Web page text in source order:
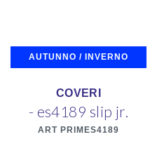
AUTUNNO / INVERNO
COVERI
- es4189 slip jr.
ART PRIMES4189